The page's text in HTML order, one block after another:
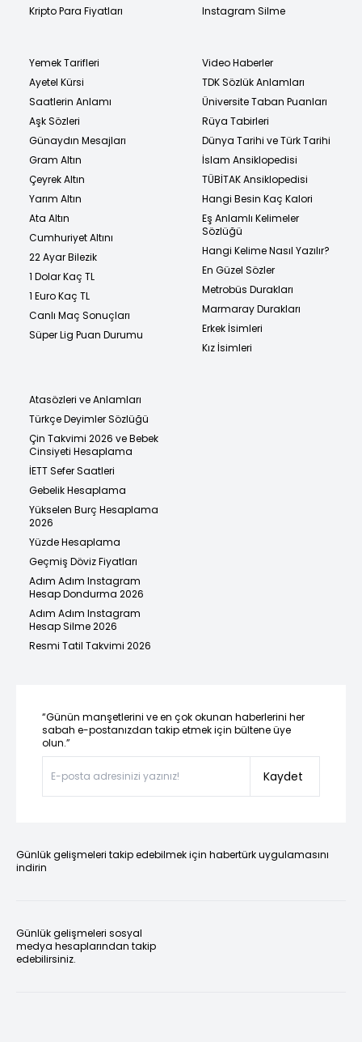
Kripto Para Fiyatları
Instagram Silme
Yemek Tarifleri
Ayetel Kürsi
Saatlerin Anlamı
Aşk Sözleri
Günaydın Mesajları
Gram Altın
Çeyrek Altın
Yarım Altın
Ata Altın
Cumhuriyet Altını
22 Ayar Bilezik
1 Dolar Kaç TL
1 Euro Kaç TL
Canlı Maç Sonuçları
Süper Lig Puan Durumu
Video Haberler
TDK Sözlük Anlamları
Üniversite Taban Puanları
Rüya Tabirleri
Dünya Tarihi ve Türk Tarihi
İslam Ansiklopedisi
TÜBİTAK Ansiklopedisi
Hangi Besin Kaç Kalori
Eş Anlamlı Kelimeler
Sözlüğü
Hangi Kelime Nasıl Yazılır?
En Güzel Sözler
Metrobüs Durakları
Marmaray Durakları
Erkek İsimleri
Kız İsimleri
Atasözleri ve Anlamları
Türkçe Deyimler Sözlüğü
Çin Takvimi 2026 ve Bebek
Cinsiyeti Hesaplama
İETT Sefer Saatleri
Gebelik Hesaplama
Yükselen Burç Hesaplama
2026
Yüzde Hesaplama
Geçmiş Döviz Fiyatları
Adım Adım Instagram
Hesap Dondurma 2026
Adım Adım Instagram
Hesap Silme 2026
Resmi Tatil Takvimi 2026
“Günün manşetlerini ve en çok okunan haberlerini her
sabah e-postanızdan takip etmek için bültene üye
olun.”
Kaydet
Günlük gelişmeleri takip edebilmek için habertürk uygulamasını
indirin
Günlük gelişmeleri sosyal
medya hesaplarından takip
edebilirsiniz.